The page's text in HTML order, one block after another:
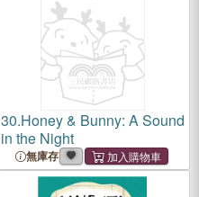
30.Honey & Bunny: A Sound
in the Night
無庫存